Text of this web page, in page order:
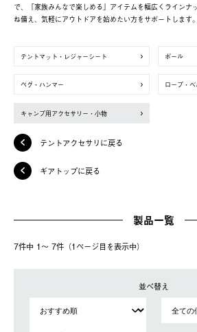
で、「家族みんなで楽しめる」アイテムを幅広くラインナ
ね備え、気軽にアウトドアを始めたい方をサポートします。
テントマット・レジャーシート ポール
ペグ・ハンマー ロープ・ベ
キャンプ用アクセサリー・小物
テントアクセサリに戻る
ギアトップに戻る
製品一覧
7件中 1〜 7件（1ページ⽬を表⽰中）
並べ替え